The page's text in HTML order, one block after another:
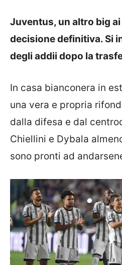
Juventus, un altro big
decisione definitiva. Si
degli addii dopo la
In casa bianconera in
una vera e propria
dalla difesa e dal
Chiellini e Dybala
sono pronti ad